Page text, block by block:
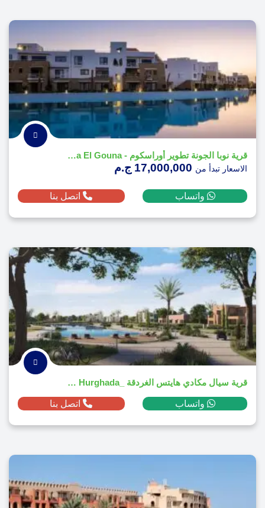
قرية نوبا الجونة تطوير أوراسكوم - Nuba El Gouna
الاسعار تبدأ من
واتساب اتصل بنا
قرية سيال مكادي هايتس الغردقة _Siyal Makadi Heights Hurghada
واتساب اتصل بنا